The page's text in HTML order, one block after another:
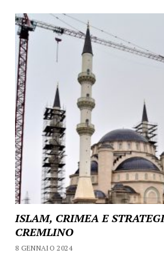
ISLAM, CRIMEA E
CREMLINO
8 GENNAIO 2024